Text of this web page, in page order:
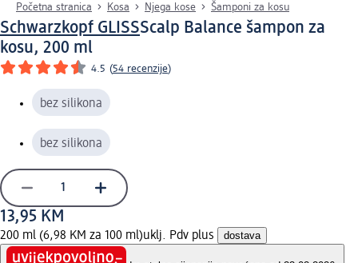
Početna stranica Kosa Njega kose Šamponi za kosu
Schwarzkopf GLISSScalp Balance šampon za
kosu, 200 ml
4.5 (54 recenzije)
bez silikona
bez silikona
13,95 KM
200 ml (6,98 KM za 100 ml)uklj. Pdv plus dostava